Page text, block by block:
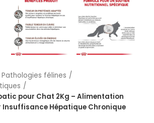
Pathologies félines
pour Chat 2Kg – Alimentation
Insuffisance Hépatique Chronique